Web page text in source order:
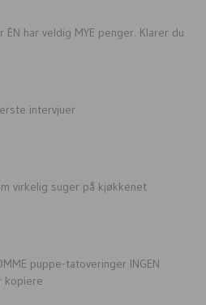
ÉN har veldig MYE penger. Klarer du
intervjuer
virkelig suger på kjøkkenet
puppe-tatoveringer INGEN
kopiere